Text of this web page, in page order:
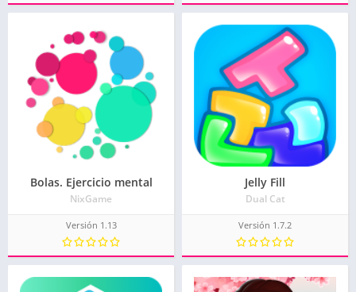
Bolas. Ejercicio mental
NixGame
Versión 1.13
Jelly Fill
Dual Cat
Versión 1.7.2